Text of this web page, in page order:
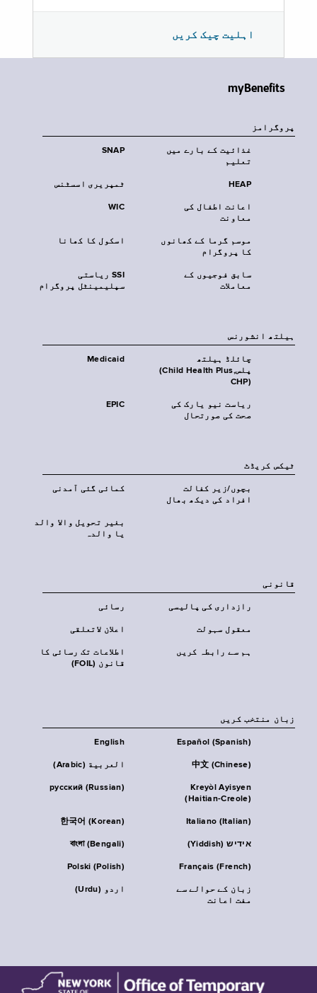
اہلیت چیک کریں
myBenefits
پروگرامز
SNAP
غذائیت کے بارے میں
تعلیم
ٹمپریری اسسٹنس HEAP
WIC
اعانت اطفال کی
معاونت
اسکول کا کھانا
موسم گرما کے کھانوں
کا پروگرام
SSI ریاستی
سپلیمینٹل پروگرام
سابق فوجیوں کے
معاملات
‏ہیلتھ انشورنس
Medicaid
چائلڈ ہیلتھ
پلس‎(Child Health Plus,
CHP)‎
EPIC
ریاست نیو یارک کی
صحت کی صورتحال
ٹیکس کریڈٹ
کمائی گئی آمدنی
بچوں/زیر کفالت
افراد کی دیکھ بھال
بغیر تحویل والا والد
یا والدہ
قانونی
رسائی رازداری کی پالیسی
اعلان لاتعلقی معقول سہولت
اطلاعات تک رسائی کا
قانون (FOIL)
ہم سے رابطہ کریں
زبان منتخب کریں
English Español (Spanish)
العربية (Arabic) 中文 (Chinese)
русский (Russian)
Kreyòl Ayisyen
(Haitian-Creole)
한국어 (Korean) Italiano (Italian)
বাংলা (Bengali) אידיש (Yiddish)
Polski (Polish) Français (French)
اردو (Urdu)
زبان کے حوالے سے
مفت اعانت